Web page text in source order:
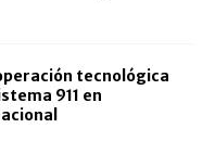
tecnológica
911 en